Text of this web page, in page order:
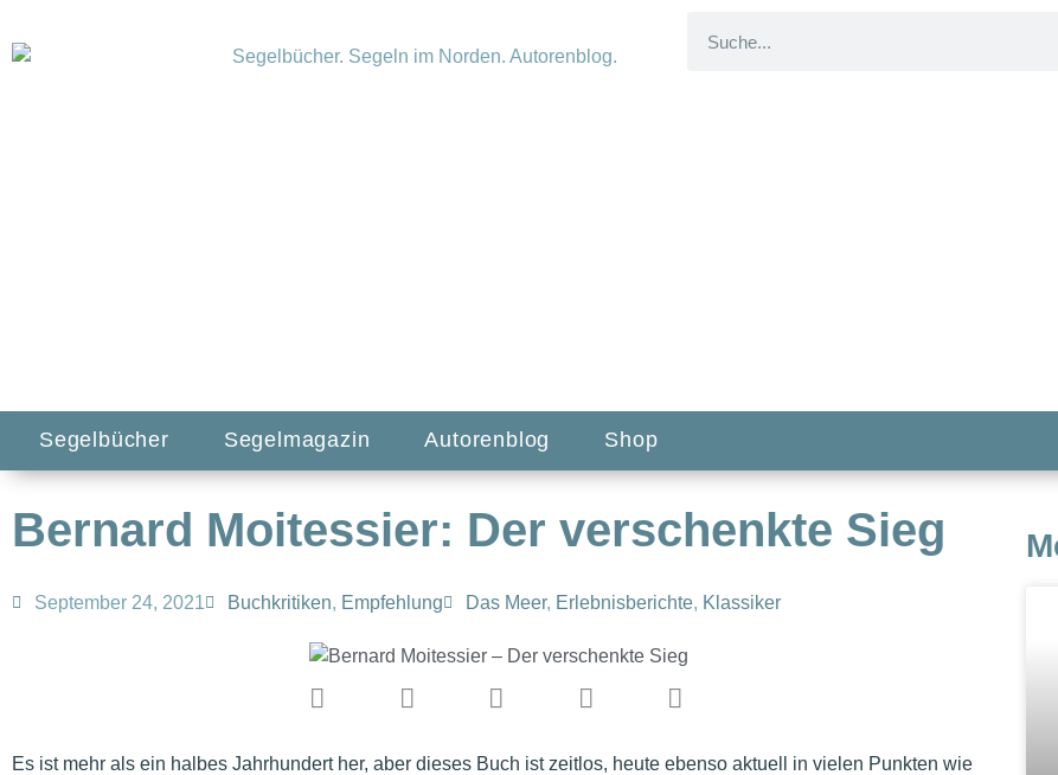
Segelbücher Segelmagazin Autorenblog Shop
Bernard Moitessier: Der verschenkte Sieg
September 24, 2021 Buchkritiken, Empfehlung Das Meer, Erlebnisberichte, Klassiker
Es ist mehr als ein halbes Jahrhundert her, aber dieses Buch ist zeitlos, heute ebenso aktuell in vielen Punkten wie